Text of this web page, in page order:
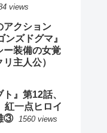
views
アクション
ンズドグマ』
ー装備の女覚
主人公）
ト』第12話、
紅一点ヒロイ
③
1560 views